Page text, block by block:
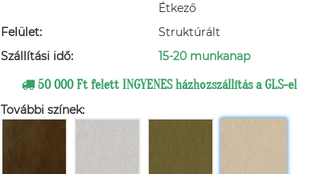
Étkező
Felület:
Struktúrált
Szállítási idő:
15-20 munkanap
50 000 Ft felett INGYENES házhozszállítás a GLS-el
További színek: